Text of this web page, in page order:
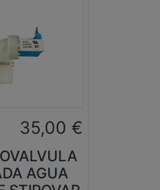
35,00 €
AGUA